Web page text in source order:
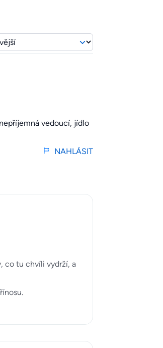
vedoucí, jídlo
NAHLÁSIT
co tu chvíli vydrží, a